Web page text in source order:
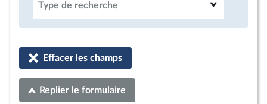
Type de recherche
Effacer les champs
Replier le formulaire